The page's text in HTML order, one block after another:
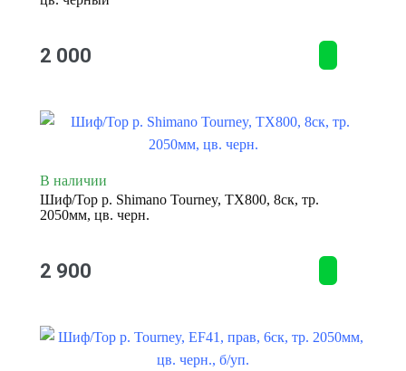
2 000
В наличии
Шиф/Тор р. Shimano Tourney, TX800, 8ск, тр.
2050мм, цв. черн.
2 900